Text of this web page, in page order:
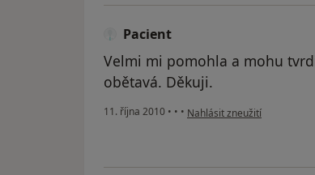
Pacient
Velmi mi pomohla a mohu
obětavá. Děkuji.
11. října 2010 • • • podle názoru uživatele
Nahlásit zneužití